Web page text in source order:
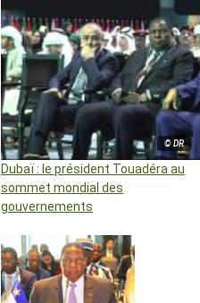
© DR
Dubaï : le président Touadéra au
sommet mondial des
gouvernements